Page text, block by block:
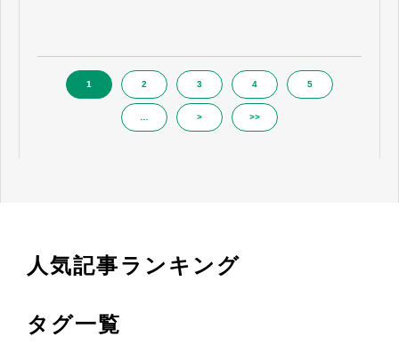
1 2 3 4 5
> >>
人気記事ランキング
タグ一覧